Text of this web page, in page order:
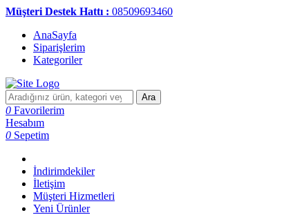
Müşteri Destek Hattı : 08509693460
AnaSayfa
Siparişlerim
Kategoriler
Ara
0 Favorilerim
Hesabım
0 Sepetim
İndirimdekiler
İletişim
Müşteri Hizmetleri
Yeni Ürünler